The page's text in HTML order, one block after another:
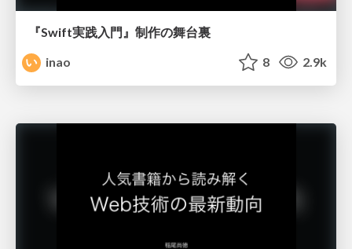
『Swift実践入門』制作の舞台裏
inao
8 2.9k